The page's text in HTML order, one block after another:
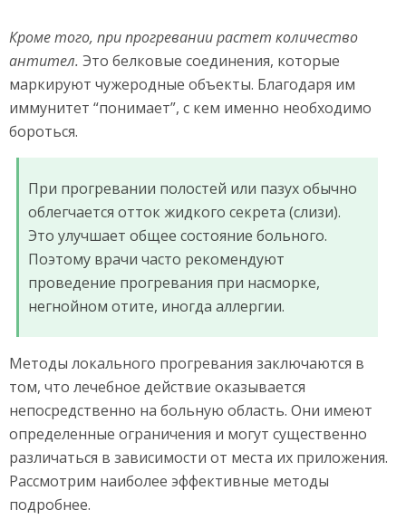
Кроме того, при прогревании растет количество
антител. Это белковые соединения, которые
маркируют чужеродные объекты. Благодаря им
иммунитет “понимает”, с кем именно необходимо
бороться.
При прогревании полостей или пазух обычно
облегчается отток жидкого секрета (слизи).
Это улучшает общее состояние больного.
Поэтому врачи часто рекомендуют
проведение прогревания при насморке,
негнойном отите, иногда аллергии.
Методы локального прогревания заключаются в
том, что лечебное действие оказывается
непосредственно на больную область. Они имеют
определенные ограничения и могут существенно
различаться в зависимости от места их приложения.
Рассмотрим наиболее эффективные методы
подробнее.